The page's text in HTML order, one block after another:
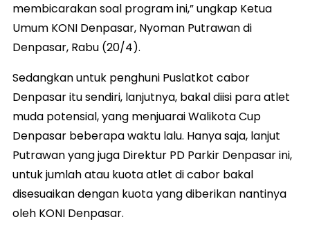
membicarakan soal program ini,” ungkap Ketua
Umum KONI Denpasar, Nyoman Putrawan di
Denpasar, Rabu (20/4).
Sedangkan untuk penghuni Puslatkot cabor
Denpasar itu sendiri, lanjutnya, bakal diisi para atlet
muda potensial, yang menjuarai Walikota Cup
Denpasar beberapa waktu lalu. Hanya saja, lanjut
Putrawan yang juga Direktur PD Parkir Denpasar ini,
untuk jumlah atau kuota atlet di cabor bakal
disesuaikan dengan kuota yang diberikan nantinya
oleh KONI Denpasar.